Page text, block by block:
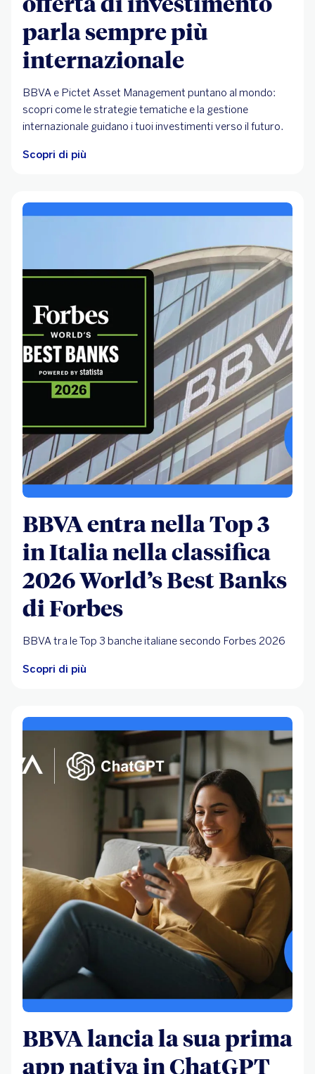
parla sempre più
internazionale
BBVA e Pictet Asset Management puntano al mondo:
scopri come le strategie tematiche e la gestione
internazionale guidano i tuoi investimenti verso il futuro.
Scopri di più
BBVA entra nella Top 3
in Italia nella classifica
2026 World’s Best Banks
di Forbes
BBVA tra le Top 3 banche italiane secondo Forbes 2026
Scopri di più
BBVA lancia la sua prima
app nativa in ChatGPT